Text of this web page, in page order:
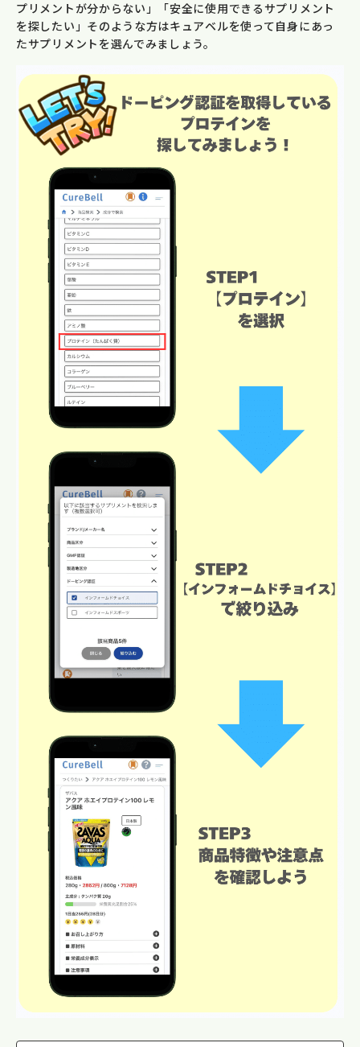
プリメントが分からない」「安全に使用できるサプリメント
を探したい」そのような方はキュアベルを使って自身にあっ
たサプリメントを選んでみましょう。